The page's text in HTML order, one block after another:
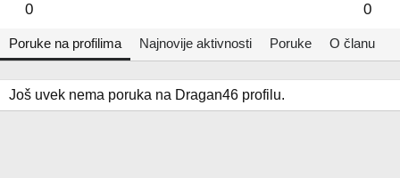
0 0
Poruke na profilima Najnovije aktivnosti Poruke O članu
Još uvek nema poruka na Dragan46 profilu.